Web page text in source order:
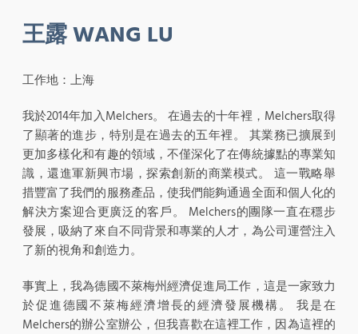
王露 WANG LU
工作地：上海
我於2014年加入Melchers。 在過去的十年裡，Melchers取得
了顯著的進步，特別是在過去的五年裡。 其業務已擴展到
更加多樣化和有趣的領域，不僅深化了在傳統據點的專業知
識，還進軍新興市場，探索創新的商業模式。 這一戰略舉
措豐富了我們的服務產品，使我們能夠通過全面和個人化的
解決方案迎合更廣泛的客戶。 Melchers的團隊一直在穩步
發展，吸納了來自不同背景和專業的人才，為公司運營注入
了新的視角和創造力。
事實上，我為德國不萊梅州經濟促進局工作，這是一家致力
於促進德國不萊梅經濟增長的經濟發展機構。 我是在
Melchers的辦公室辦公，但我喜歡在這裡工作，因為這裡的